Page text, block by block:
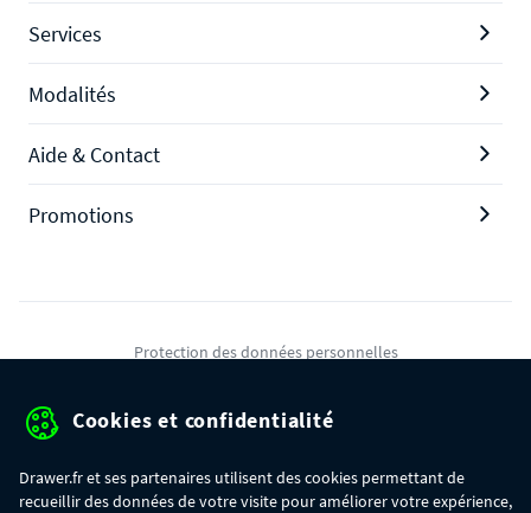
Services
Modalités
Aide & Contact
Promotions
Protection des données personnelles
Gérer mes cookies
Cookies et confidentialité
Drawer.fr et ses partenaires utilisent des cookies permettant de
recueillir des données de votre visite pour améliorer votre expérience,